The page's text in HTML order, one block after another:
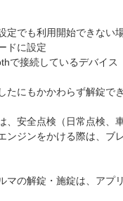
でも利用開始できない
ドに設定
で接続しているデバイ
たにもかかわらず解錠で
、安全点検（日常点検、
ンジンをかける際は、ブ
マの解錠・施錠は、アプ